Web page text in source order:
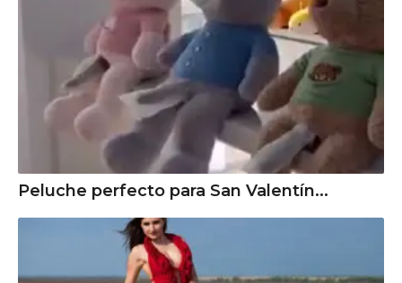
Peluche perfecto para San Valentín...